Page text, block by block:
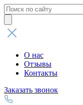
Поиск
товаров
О нас
Отзывы
Контакты
Заказать звонок